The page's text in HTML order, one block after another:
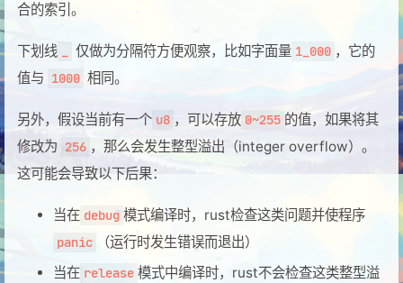
合的索引。
下划线 仅做为分隔符方便观察，比如字面量 1_000 ，它的
值与 1000 相同。
另外，假设当前有一个 u8 ，可以存放 0~255 的值，如果将其
修改为 256 ，那么会发生整型溢出（integer overflow）。
这可能会导致以下后果：
当在 debug 模式编译时，rust检查这类问题并使程序
panic
（运行时发生错误而退出）
当在 release 模式中编译时，rust不会检查这类整型溢